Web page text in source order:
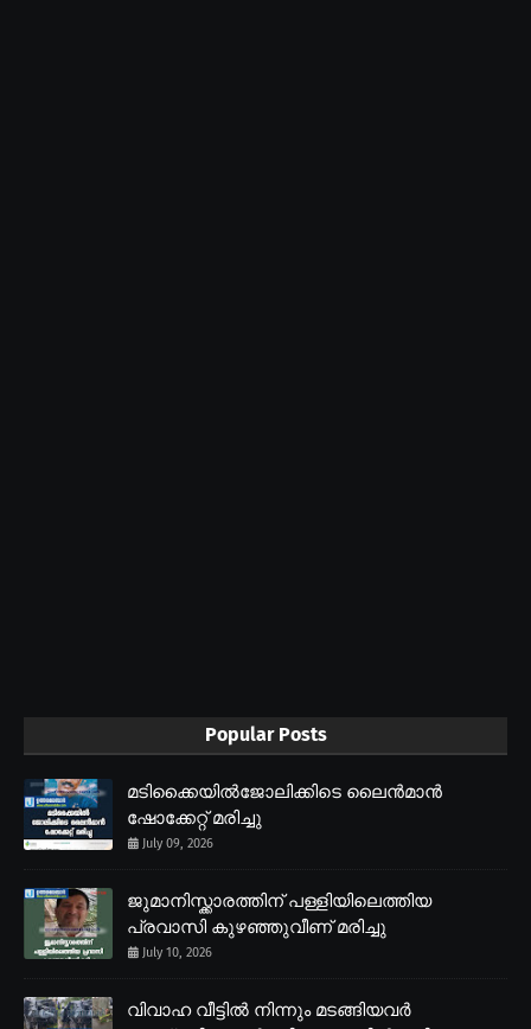
Popular Posts
മടിക്കൈയിൽജോലിക്കിടെ ലൈൻമാൻ
ഷോക്കേറ്റ് മരിച്ചു
July 09, 2026
ജുമാനിസ്ക്കാരത്തിന് പള്ളിയിലെത്തിയ
പ്രവാസി കുഴഞ്ഞുവീണ് മരിച്ചു
July 10, 2026
വിവാഹ വീട്ടിൽ നിന്നും മടങ്ങിയവർ